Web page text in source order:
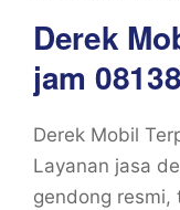
Derek
jam
Derek Mobil
Layanan jasa
gendong resmi,